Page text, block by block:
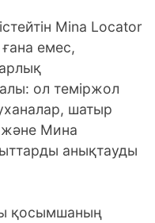
Mina Locator
емес,
ол теміржол
шатыр
және Мина
анықтауды
қосымшаның